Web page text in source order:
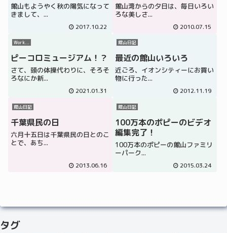
館山もようやく秋の陽気になって
きまして、...
2017.10.22
館山湾からの夕日は、毎日いろい
ろな美しさ...
2010.07.15
Work...
ピーコロミュージアム！？
さて、頭の体操代わりに、そろそ
ろなにか新...
2021.01.31
館山日記
最近の館山いろいろ
近ごろ、イオンシティーにお買い
物に行った...
2012.11.19
館山日記
千葉県民の日
六月十五日は千葉県民の日とのこ
とで、あち...
2013.06.16
館山日記
100万本のポピーのビデオ
編集完了！
100万本のポピーの館山ファミリ
ーパーク...
2015.03.24
タグ